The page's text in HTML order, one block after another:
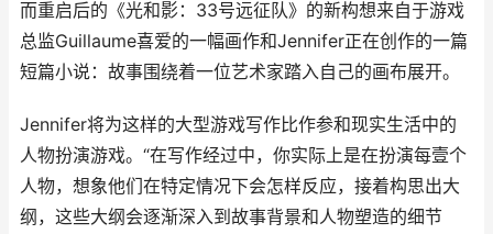
而重启后的《光和影：33号远征队》的新构想来自于游戏
总监Guillaume喜爱的一幅画作和Jennifer正在创作的一篇
短篇小说：故事围绕着一位艺术家踏入自己的画布展开。
Jennifer将为这样的大型游戏写作比作参和现实生活中的
人物扮演游戏。“在写作经过中，你实际上是在扮演每壹个
人物，想象他们在特定情况下会怎样反应，接着构思出大
纲，这些大纲会逐渐深入到故事背景和人物塑造的细节